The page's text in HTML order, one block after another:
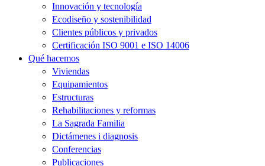
Innovación y tecnología
Ecodiseño y sostenibilidad
Clientes públicos y privados
Certificación ISO 9001 e ISO 14006
Qué hacemos
Viviendas
Equipamientos
Estructuras
Rehabilitaciones y reformas
La Sagrada Familia
Dictámenes i diagnosis
Conferencias
Publicaciones